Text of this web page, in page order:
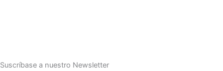
Suscríbase a nuestro Newsletter